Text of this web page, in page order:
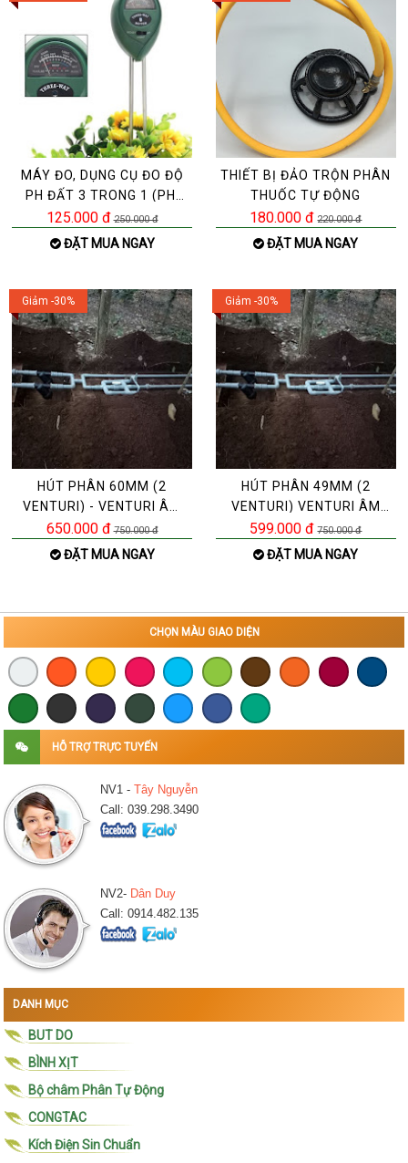
MÁY ĐO, DỤNG CỤ ĐO ĐỘ
PH ĐẤT 3 TRONG 1 (PH,
ĐỘ ẨM, ÁNH SÁNG)
125.000 đ 250.000 đ
ĐẶT MUA NGAY
THIẾT BỊ ĐẢO TRỘN PHÂN
THUỐC TỰ ĐỘNG
180.000 đ 220.000 đ
ĐẶT MUA NGAY
Giảm -30%
HÚT PHÂN 60MM (2
VENTURI) - VENTURI ÂM
60MM
650.000 đ 750.000 đ
ĐẶT MUA NGAY
Giảm -30%
HÚT PHÂN 49MM (2
VENTURI) VENTURI ÂM
49MM
599.000 đ 750.000 đ
ĐẶT MUA NGAY
CHỌN MÀU GIAO DIỆN
HỖ TRỢ TRỰC TUYẾN
NV1 - Tây Nguyễn
Call: 039.298.3490
NV2- Dân Duy
Call: 0914.482.135
DANH MỤC
BUT DO
BÌNH XỊT
Bộ châm Phân Tự Động
CONGTAC
Kích Điện Sin Chuẩn